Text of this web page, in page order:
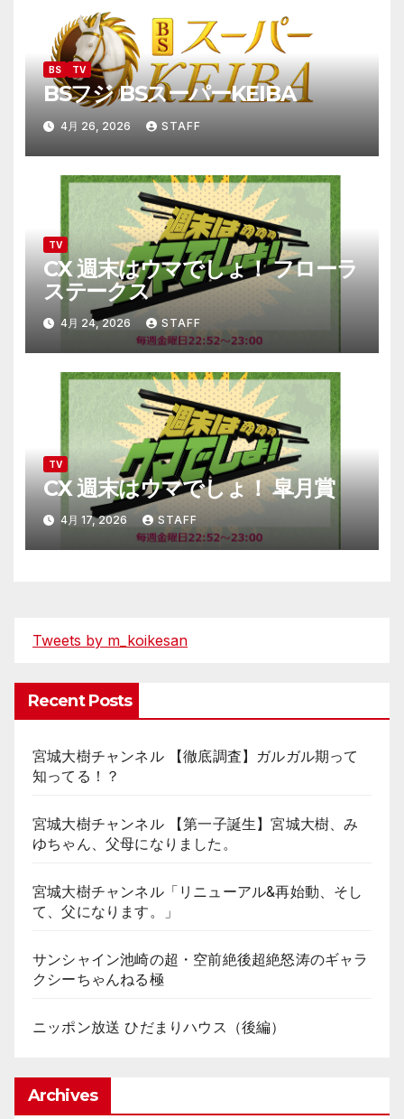
ン
BS TV
BSフジ BSスーパーKEIBA
4月 26, 2026 STAFF
TV
CX 週末はウマでしょ！ フローラ
ステークス
4月 24, 2026 STAFF
TV
CX 週末はウマでしょ！ 皐月賞
4月 17, 2026 STAFF
Tweets by m_koikesan
Recent Posts
宮城大樹チャンネル 【徹底調査】ガルガル期って
知ってる！？
宮城大樹チャンネル 【第一子誕生】宮城大樹、み
ゆちゃん、父母になりました。
宮城大樹チャンネル「リニューアル&再始動、そし
て、父になります。」
サンシャイン池崎の超・空前絶後超絶怒涛のギャラ
クシーちゃんねる極
ニッポン放送 ひだまりハウス（後編）
Archives